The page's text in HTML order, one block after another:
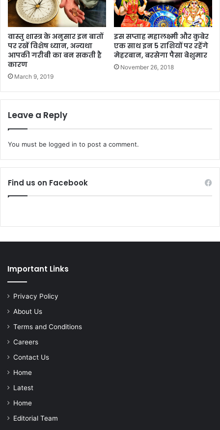
वास्तु शास्त्र के अनुसार इन बातों
पर रखें विशेष ध्यान, अन्यथा
आपकी गरीबी का बन सकती है
कारण
March 9, 2019
इस सप्ताह महालक्ष्मी और कुबेर
एक साथ इन 5 राशियों पर रहेंगे
मेहरबान, बरसेगा पैसा बेशुमार
November 26, 2018
Leave a Reply
You must be logged in to post a comment.
Find us on Facebook
Important Links
Privacy Policy
About Us
Terms and Conditions
Careers
Contact Us
Home
Latest
Home
Editorial Team